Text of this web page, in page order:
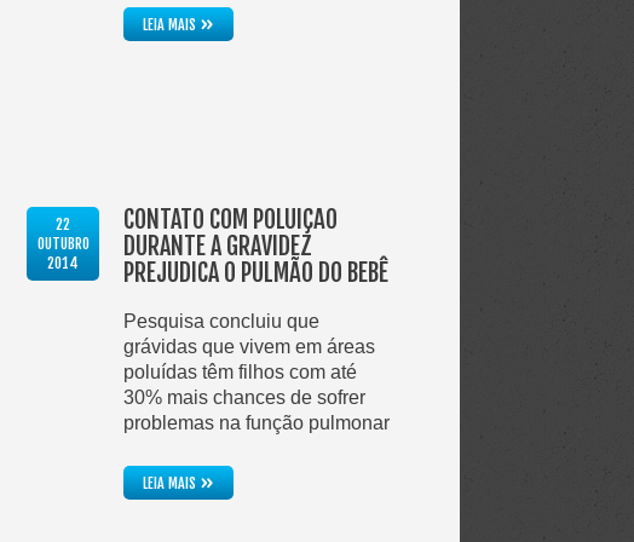
LEIA MAIS»
22
OUTUBRO
2014
CONTATO COM POLUIÇÃO
DURANTE A GRAVIDEZ
PREJUDICA O PULMÃO DO BEBÊ
Pesquisa concluiu que
grávidas que vivem em áreas
poluídas têm filhos com até
30% mais chances de sofrer
problemas na função pulmonar
LEIA MAIS»